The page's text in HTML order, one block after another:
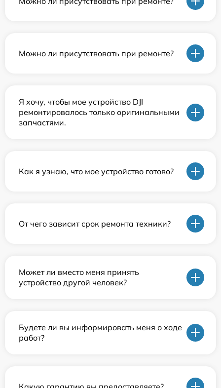
Можно ли присутствовать при ремонте?
Я хочу, чтобы мое устройство DJI
ремонтировалось только оригинальными
запчастями.
Как я узнаю, что мое устройство готово?
От чего зависит срок ремонта техники?
Может ли вместо меня принять
устройство другой человек?
Будете ли вы информировать меня о ходе
работ?